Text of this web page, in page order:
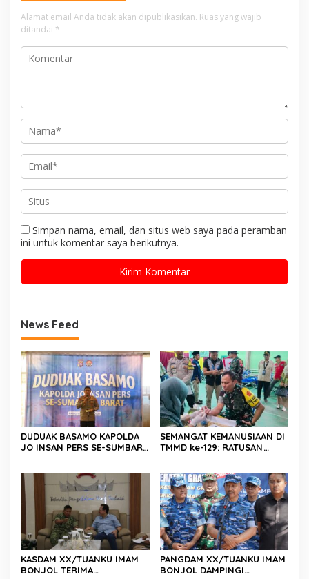
Alamat email Anda tidak akan dipublikasikan. Ruas yang wajib
ditandai *
Simpan nama, email, dan situs web saya pada peramban
ini untuk komentar saya berikutnya.
News Feed
DUDUAK BASAMO KAPOLDA
JO INSAN PERS SE-SUMBAR,
Polri dan Media Demi
Kepentingan Masyarakat
SEMANGAT KEMANUSIAAN DI
TMMD ke-129: RATUSAN
KASDAM XX/TUANKU IMAM
BONJOL TERIMA
PANGDAM XX/TUANKU IMAM
BONJOL DAMPINGI